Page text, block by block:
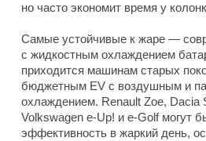
но часто экономит время у
Самые устойчивые к жаре —
с жидкостным охлаждением
приходится машинам старых
бюджетным EV с воздушным и
охлаждением. Renault Zoe, Dacia
Volkswagen e-Up! и e-Golf могут
эффективность в жаркий день,